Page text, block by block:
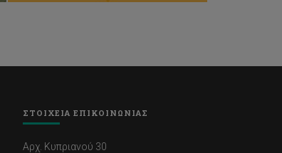
ΣΤΟΙΧΕΙΑ ΕΠΙΚΟΙΝΩΝΙΑΣ
Αρχ. Κυπριανού 30